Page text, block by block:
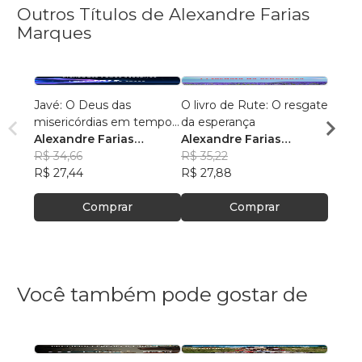
Outros Títulos de Alexandre Farias
Marques
Javé: O Deus das
misericórdias em tempos
de crises
Alexandre Farias
Marques
R$ 34,66
R$ 27,44
Comprar
O livro de Rute: O resgate
da esperança
Alexandre Farias
Marques
R$ 35,22
R$ 27,88
Comprar
R$
Você também pode gostar de